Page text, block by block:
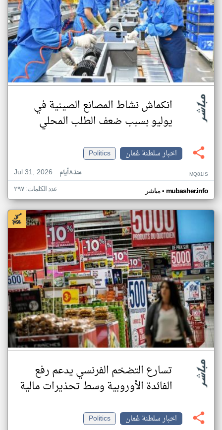
انكماش نشاط المصانع الصينية في
يوليو بسبب ضعف الطلب المحلي
اخبار سلطنة عُمان
Politics
Jul 31, 2026
منذ ٨ أيام MQ81IS
مباشر• mubasher.info عدد الكلمات: ٢٩٧
تسارع التضخم الفرنسي يدعم رفع
الفائدة الأوروبية وسط تحذيرات مالية
اخبار سلطنة عُمان Politics